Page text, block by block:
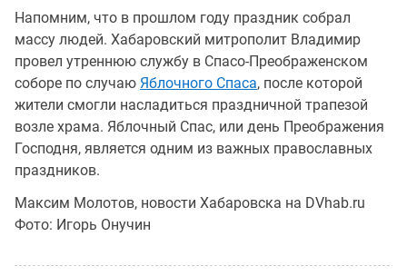
Напомним, что в прошлом году праздник собрал
массу людей. Хабаровский митрополит Владимир
провел утреннюю службу в Спасо-Преображенском
соборе по случаю Яблочного Спаса, после которой
жители смогли насладиться праздничной трапезой
возле храма. Яблочный Спас, или день Преображения
Господня, является одним из важных православных
праздников.
Максим Молотов, новости Хабаровска на DVhab.ru
Фото: Игорь Онучин